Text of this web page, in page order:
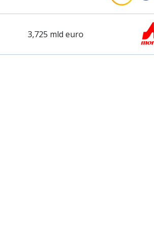
3,725 mld euro